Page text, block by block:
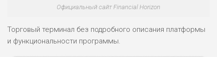
Официальный сайт Financial Horizon
Торговый терминал без подробного описания платформы
и функциональности программы.